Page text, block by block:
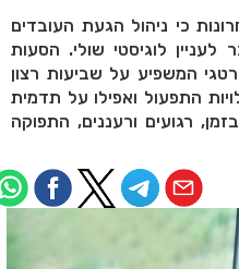
כי ניהול הגעת העובדים
לוגיסטי שולי. הסעות
המשפיע על שביעות רצון
התפעול ואפילו על תדמית
רגועים ורעננים, התפוקה